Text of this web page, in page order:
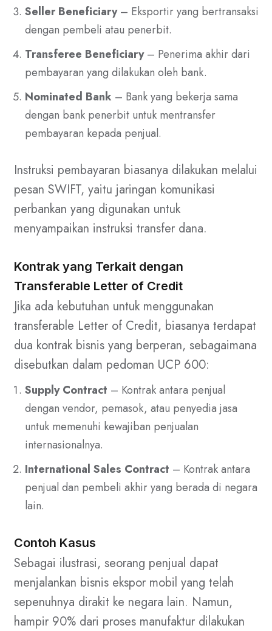
Seller Beneficiary– Eksportir yang bertransaksi
dengan pembeli atau penerbit.
Transferee Beneficiary– Penerima akhir dari
pembayaran yang dilakukan oleh bank.
Nominated Bank – Bank yang bekerja sama
dengan bank penerbit untuk mentransfer
pembayaran kepada penjual.
Instruksi pembayaran biasanya dilakukan melalui
pesan SWIFT, yaitu jaringan komunikasi
perbankan yang digunakan untuk
menyampaikan instruksi transfer dana.
Kontrak yang Terkait dengan
Transferable Letter of Credit
Jika ada kebutuhan untuk menggunakan
transferable Letter of Credit, biasanya terdapat
dua kontrak bisnis yang berperan, sebagaimana
disebutkan dalam pedoman UCP 600:
Supply Contract – Kontrak antara penjual
dengan vendor, pemasok, atau penyedia jasa
untuk memenuhi kewajiban penjualan
internasionalnya.
International Sales Contract – Kontrak antara
penjual dan pembeli akhir yang berada di negara
lain.
Contoh Kasus
Sebagai ilustrasi, seorang penjual dapat
menjalankan bisnis ekspor mobil yang telah
sepenuhnya dirakit ke negara lain. Namun,
hampir 90% dari proses manufaktur dilakukan